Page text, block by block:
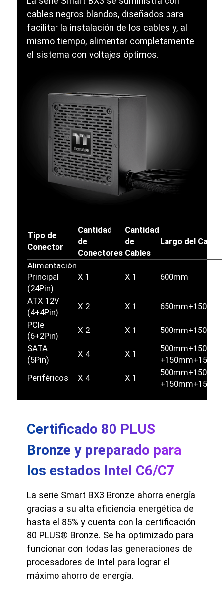
cables negros blandos, diseñados para
facilitar la instalación de los cables y, al
mismo tiempo, alimentar completamente
el sistema con voltajes óptimos.
Tipo de
Conector
Cantidad
de
Conectores
Cantidad
de
Cables
Largo del Cable
Alimentación
Principal
(24Pin)
X 1 X 1 600mm
ATX 12V
(4+4Pin)
X 2 X 1
650mm+150mm
PCIe
(6+2Pin)
X 2 X 1
500mm+150mm
SATA
(5Pin)
X 4 X 1
500mm+150mm
Periféricos
X 4 X 1
500mm+150mm
Certificado 80 PLUS
Bronze y preparado para
los estados Intel C6/C7
La serie Smart BX3 Bronze ahorra energía
gracias a su alta eficiencia energética de
hasta el 85% y cuenta con la certificación
80 PLUS® Bronze. Se ha optimizado para
funcionar con todas las generaciones de
procesadores de Intel para lograr el
máximo ahorro de energía.